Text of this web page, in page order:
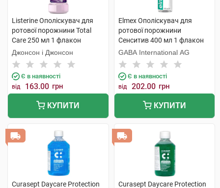
Listerine Ополіскувач для
ротової порожнини Total
Care 250 мл 1 флакон
Джонсон і Джонсон
Є в наявності
від 163.00 грн
КУПИТИ
Elmex Ополіскувач для
ротової порожнини
Сенситив 400 мл 1 флакон
GABA International AG
Є в наявності
від 202.00 грн
КУПИТИ
Curasept Daycare Protection
Curasept Daycare Protection